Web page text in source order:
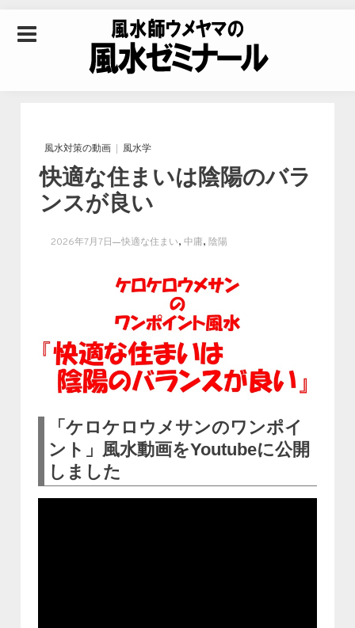
水ゼミナール｜風水
学・四柱推命学・易
学を合わせた立命講
座
風水対策の動画 風水学
快適な住まいは陰陽のバラ
ンスが良い
2026年7月7日 快適な住まい,中庸,陰陽
「ケロケロウメサンのワンポイ
ント」風水動画をYoutubeに公開
しました